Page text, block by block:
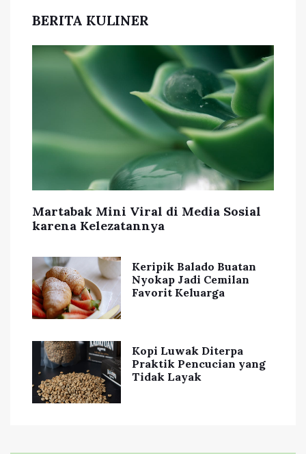
BERITA KULINER
Martabak Mini Viral di Media Sosial
karena Kelezatannya
Keripik Balado Buatan
Nyokap Jadi Cemilan
Favorit Keluarga
Kopi Luwak Diterpa
Praktik Pencucian yang
Tidak Layak